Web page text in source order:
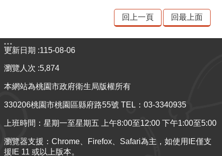
回上一頁 回最上面
:::
更新日期 115-08-06
瀏覽人次 5,874
本網站為桃園市政府衛生局版權所有
330206桃園市桃園區縣府路55號 TEL：03-3340935
上班時間：星期一至星期五 上午8:00至12:00 下午1:00至5:00
瀏覽器支援：Chrome、Firefox、Safari為主，如使用IE僅支
援IE 11 或以上版本。